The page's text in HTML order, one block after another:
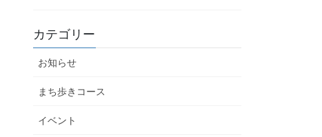
カテゴリー
お知らせ
まち歩きコース
イベント